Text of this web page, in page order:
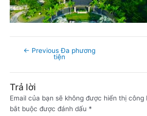
← Previous Đa phương
tiện
Trả lời
Email của bạn sẽ không được hiển thị công
bắt buộc được đánh dấu *